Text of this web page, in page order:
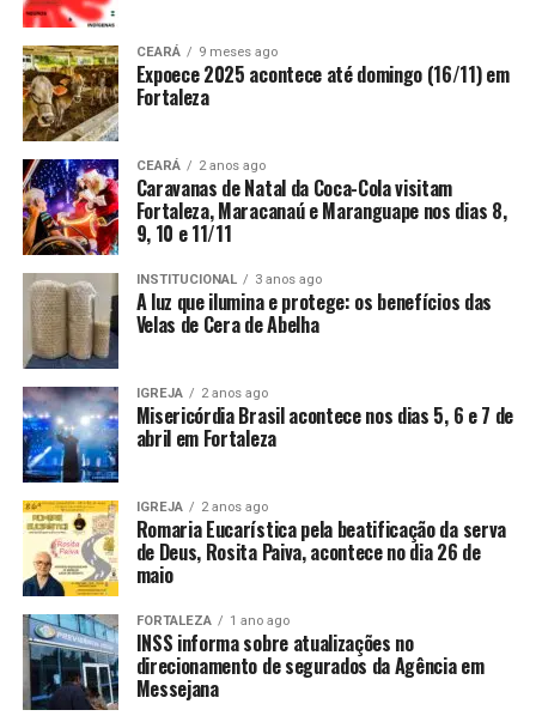
CEARÁ 9 meses ago
Expoece 2025 acontece até domingo (16/11) em
Fortaleza
CEARÁ 2 anos ago
Caravanas de Natal da Coca-Cola visitam
Fortaleza, Maracanaú e Maranguape nos dias 8,
9, 10 e 11/11
INSTITUCIONAL 3 anos ago
A luz que ilumina e protege: os benefícios das
Velas de Cera de Abelha
IGREJA 2 anos ago
Misericórdia Brasil acontece nos dias 5, 6 e 7 de
abril em Fortaleza
IGREJA 2 anos ago
Romaria Eucarística pela beatificação da serva
de Deus, Rosita Paiva, acontece no dia 26 de
maio
FORTALEZA 1 ano ago
INSS informa sobre atualizações no
direcionamento de segurados da Agência em
Messejana